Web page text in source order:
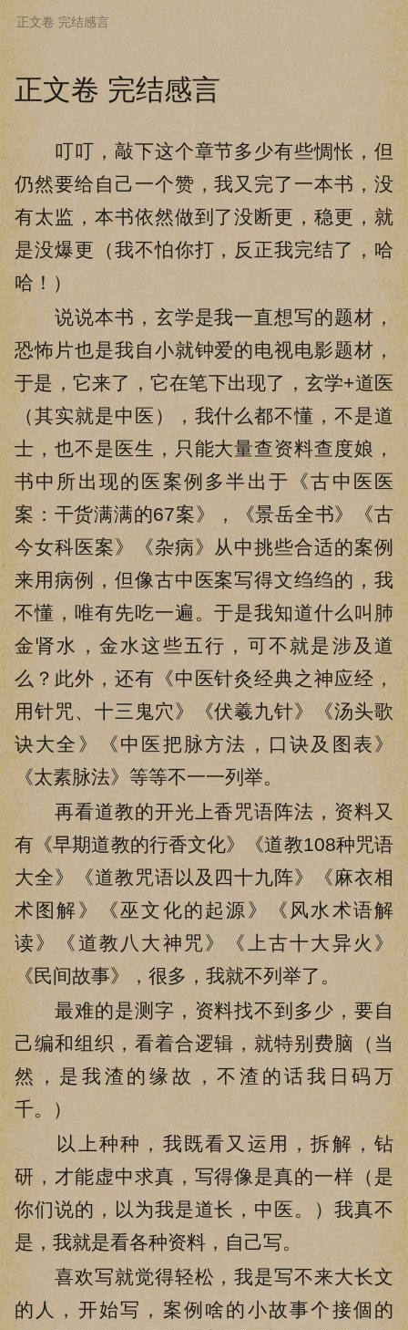
正文卷 完结感言
叮叮，敲下这个章节多少有些惆怅，但
仍然要给自己一个赞，我又完了一本书，没
有太监，本书依然做到了没断更，稳更，就
是没爆更（我不怕你打，反正我完结了，哈
哈！）
说说本书，玄学是我一直想写的题材，
恐怖片也是我自小就钟爱的电视电影题材，
于是，它来了，它在笔下出现了，玄学+道医
（其实就是中医），我什么都不懂，不是道
士，也不是医生，只能大量查资料查度娘，
书中所出现的医案例多半出于《古中医医
案：干货满满的67案》，《景岳全书》《古
今女科医案》《杂病》从中挑些合适的案例
来用病例，但像古中医案写得文绉绉的，我
不懂，唯有先吃一遍。于是我知道什么叫肺
金肾水，金水这些五行，可不就是涉及道
么？此外，还有《中医针灸经典之神应经，
用针咒、十三鬼穴》《伏羲九针》《汤头歌
诀大全》《中医把脉方法，口诀及图表》
《太素脉法》等等不一一列举。
再看道教的开光上香咒语阵法，资料又
有《早期道教的行香文化》《道教108种咒语
大全》《道教咒语以及四十九阵》《麻衣相
术图解》《巫文化的起源》《风水术语解
读》《道教八大神咒》《上古十大异火》
《民间故事》，很多，我就不列举了。
最难的是测字，资料找不到多少，要自
己编和组织，看着合逻辑，就特别费脑（当
然，是我渣的缘故，不渣的话我日码万
千。）
以上种种，我既看又运用，拆解，钻
研，才能虚中求真，写得像是真的一样（是
你们说的，以为我是道长，中医。）我真不
是，我就是看各种资料，自己写。
喜欢写就觉得轻松，我是写不来大长文
的人，开始写，案例啥的小故事个接個的
正文卷 完结感言